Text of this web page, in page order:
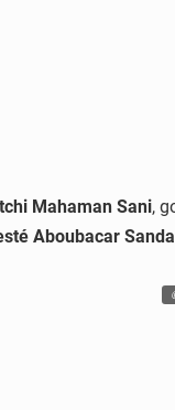
Mahaman Sani,
Aboubacar